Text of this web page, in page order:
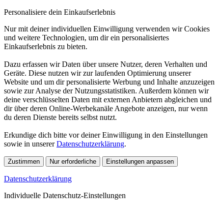
Personalisiere dein Einkaufserlebnis
Nur mit deiner individuellen Einwilligung verwenden wir Cookies
und weitere Technologien, um dir ein personalisiertes
Einkaufserlebnis zu bieten.
Dazu erfassen wir Daten über unsere Nutzer, deren Verhalten und
Geräte. Diese nutzen wir zur laufenden Optimierung unserer
Website und um dir personalisierte Werbung und Inhalte anzuzeigen
sowie zur Analyse der Nutzungsstatistiken. Außerdem können wir
deine verschlüsselten Daten mit externen Anbietern abgleichen und
dir über deren Online-Werbekanäle Angebote anzeigen, nur wenn
du deren Dienste bereits selbst nutzt.
Erkundige dich bitte vor deiner Einwilligung in den Einstellungen
sowie in unsererDatenschutzerklärung.
Zustimmen Nur erforderliche Einstellungen anpassen
Datenschutzerklärung
Individuelle Datenschutz-Einstellungen